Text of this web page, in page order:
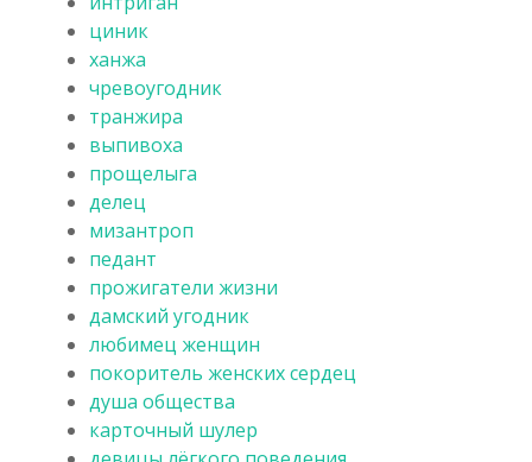
циник
ханжа
чревоугодник
транжира
выпивоха
прощелыга
делец
мизантроп
педант
прожигатели жизни
дамский угодник
любимец женщин
покоритель женских сердец
душа общества
карточный шулер